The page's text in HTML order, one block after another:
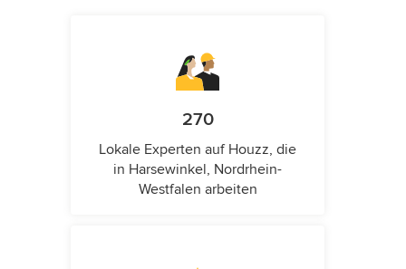
270
Lokale Experten auf Houzz, die
in Harsewinkel, Nordrhein-
Westfalen arbeiten